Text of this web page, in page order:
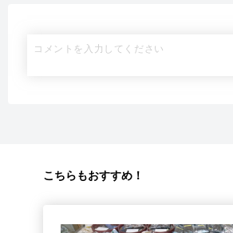
こちらもおすすめ！